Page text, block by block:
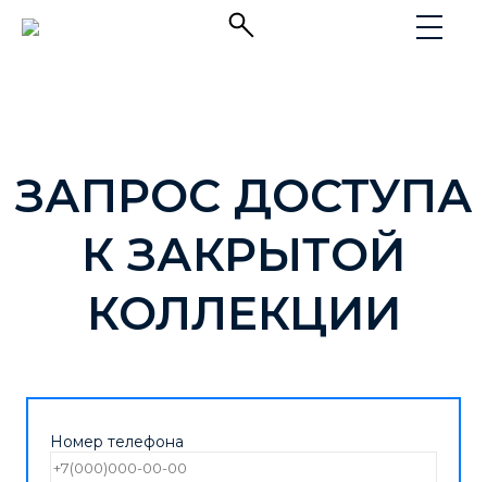
ЗАПРОС ДОСТУПА
К ЗАКРЫТОЙ
КОЛЛЕКЦИИ
Номер телефона